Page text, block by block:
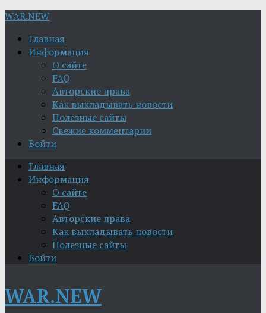
WAR.NEW
Главная
Информация
О сайте
FAQ
Авторские права
Как выкладывать новости
Полезные сайты
Свежие комментарии
Войти
Главная
Информация
О сайте
FAQ
Авторские права
Как выкладывать новости
Полезные сайты
Войти
WAR.NEW